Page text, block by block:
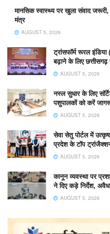
मानसिक स्वास्थ्य पर खुला संवाद जरूरी,
मंत्र
AUGUST 5, 2026
ट्रांसफॉर्म रूरल
बढ़ाने के लिए
AUGUST 5, 2026
नस्ल सुधार के लिए
पशुपालकों को करें
AUGUST 5, 2026
सेवा सेतु पोर्टल में
प्रदेश के टॉप
AUGUST 5, 2026
कानून व्यवस्था पर
ने दिए कड़े निर्देश,
AUGUST 5, 2026